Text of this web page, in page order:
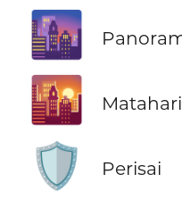
🌆
🌇
🛡️ Perisai